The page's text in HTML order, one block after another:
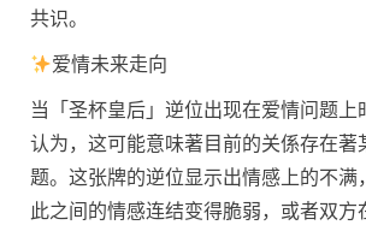
共识。
爱情未来走向
当「圣杯皇后」逆位出现在爱情问题上
认为，这可能意味著目前的关係存在著
题。这张牌的逆位显示出情感上的不满
此之间的情感连结变得脆弱，或者双方